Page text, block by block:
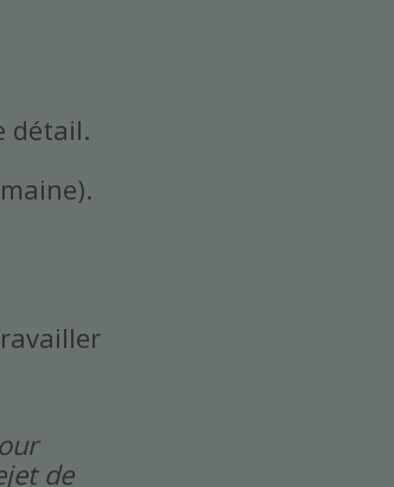
détail.
de